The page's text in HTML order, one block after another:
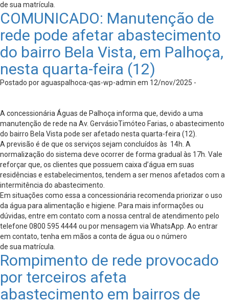
de sua matrícula.
COMUNICADO: Manutenção de
rede pode afetar abastecimento
do bairro Bela Vista, em Palhoça,
nesta quarta-feira (12)
Postado por aguaspalhoca-qas-wp-admin em 12/nov/2025 -
A concessionária Águas de Palhoça informa que, devido a uma
manutenção de rede na Av. GervásioTimóteo Farias, o abastecimento
do bairro Bela Vista pode ser afetado nesta quarta-feira (12).
A previsão é de que os serviços sejam concluídos às 14h. A
normalização do sistema deve ocorrer de forma gradual às 17h. Vale
reforçar que, os clientes que possuem caixa d’água em suas
residências e estabelecimentos, tendem a ser menos afetados com a
intermitência do abastecimento.
Em situações como essa a concessionária recomenda priorizar o uso
da água para alimentação e higiene. Para mais informações ou
dúvidas, entre em contato com a nossa central de atendimento pelo
telefone 0800 595 4444 ou por mensagem via WhatsApp. Ao entrar
em contato, tenha em mãos a conta de água ou o número
de sua matrícula.
Rompimento de rede provocado
por terceiros afeta
abastecimento em bairros de